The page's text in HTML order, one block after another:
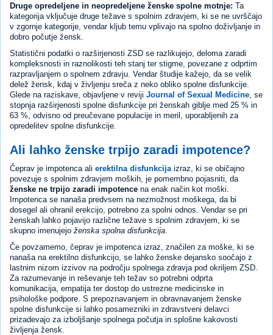
Druge opredeljene in neopredeljene ženske spolne motnje: Ta
kategorija vključuje druge težave s spolnim zdravjem, ki se ne uvrščajo
v zgornje kategorije, vendar kljub temu vplivajo na spolno doživljanje in
dobro počutje žensk.
Statistični podatki o razširjenosti ZSD se razlikujejo, deloma zaradi
kompleksnosti in raznolikosti teh stanj ter stigme, povezane z odprtim
razpravljanjem o spolnem zdravju. Vendar študije kažejo, da se velik
delež žensk, kdaj v življenju sreča z neko obliko spolne disfunkcije.
Glede na raziskave, objavljene v reviji Journal of Sexual Medicine , se
stopnja razširjenosti spolne disfunkcije pri ženskah giblje med 25 % in
63 %, odvisno od preučevane populacije in meril, uporabljenih za
opredelitev spolne disfunkcije.
Ali lahko ženske trpijo zaradi impotence?
Čeprav je impotenca ali erektilna disfunkcija izraz, ki se običajno
povezuje s spolnim zdravjem moških, je pomembno pojasniti, da
ženske ne trpijo zaradi impotence na enak način kot moški.
Impotenca se nanaša predvsem na nezmožnost moškega, da bi
dosegel ali ohranil erekcijo, potrebno za spolni odnos. Vendar se pri
ženskah lahko pojavijo različne težave s spolnim zdravjem, ki se
skupno imenujejo ženska spolna disfunkcija
Če povzamemo, čeprav je impotenca izraz, značilen za moške, ki se
nanaša na erektilno disfunkcijo, se lahko ženske dejansko soočajo z
lastnim nizom izzivov na področju spolnega zdravja pod okriljem ZSD.
Za razumevanje in reševanje teh težav so potrebni odprta
komunikacija, empatija ter dostop do ustrezne medicinske in
psihološke podpore. S prepoznavanjem in obravnavanjem ženske
spolne disfunkcije si lahko posamezniki in zdravstveni delavci
prizadevajo za izboljšanje spolnega počutja in splošne kakovosti
življenja žensk.